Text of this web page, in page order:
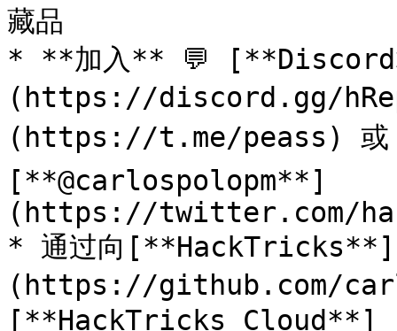
藏品
* **加入** 💬
(https://discord.gg/
(https://t.me/peass) 或
[**@carlospolopm**]
(https://twitter.com/
* 通过向[**HackTricks**]
(https://github.com/
[**HackTricks Cloud**]